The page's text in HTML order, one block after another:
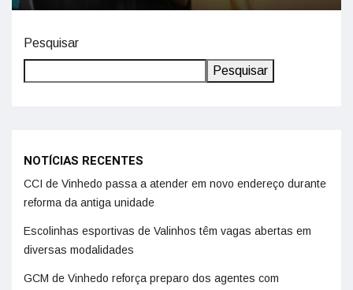
Pesquisar
Pesquisar
NOTÍCIAS RECENTES
CCI de Vinhedo passa a atender em novo endereço durante
reforma da antiga unidade
Escolinhas esportivas de Valinhos têm vagas abertas em
diversas modalidades
GCM de Vinhedo reforça preparo dos agentes com